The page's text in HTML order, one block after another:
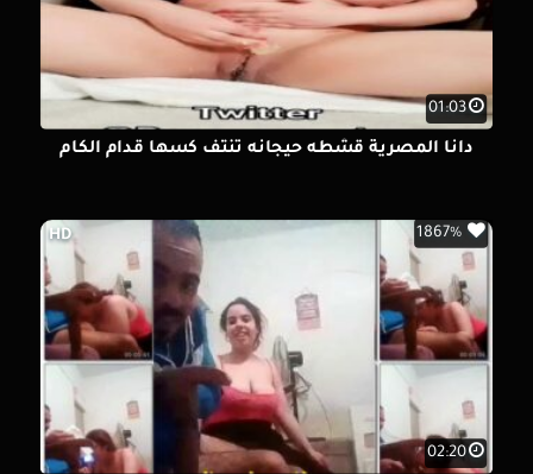
01:03
دانا المصرية قشطه حيجانه تنتف كسها قدام الكام
02:20
HD 1867%